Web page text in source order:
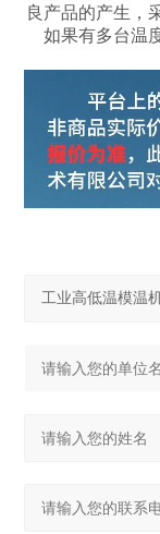
良产品的产生，
如果有多台温